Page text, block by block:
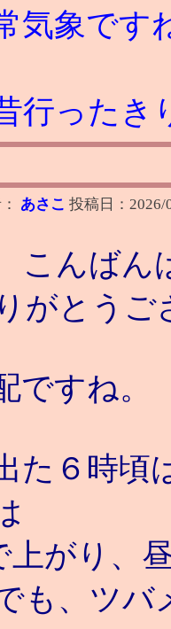
気象です
行ったき
あさこ 投稿日： 2026/
こんばん
がとうご
すね。
た６時頃
上がり、
も、ツバ